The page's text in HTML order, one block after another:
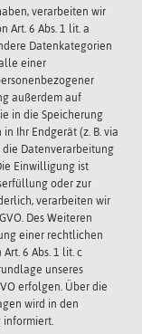
verarbeiten wir
Art. 6 Abs. 1 lit. a
Datenkategorien
einer
außerdem auf
in die Speicherung
Ihr Endgerät (z. B. via
Datenverarbeitung
Einwilligung ist
oder zur
verarbeiten wir
Des Weiteren
einer rechtlichen
6 Abs. 1 lit. c
unseres
erfolgen. Über die
wird in den